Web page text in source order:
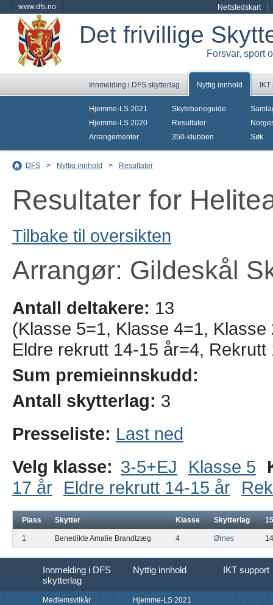
www.dfs.no Nettstedskart
Det frivillige
Forsvar, sport
Innmelding i DFS skytterlag Nyttig innhold
Hjemme-LS 2021
Hjemme-LS 2020
Arrangementer
Skytebaneguide
Resultater
350-klubben
Søk
DFS > Nyttig innhold > Resultater
Resultater for
Tilbake til oversikten
Arrangør: Gildeskål
Antall deltakere: 13
(Klasse 5=1, Klasse 4=1,
Eldre rekrutt 14-15 år=4,
Sum premieinnskudd:
Antall skytterlag: 3
Presseliste: Last ned
Velg klasse: 3-5+EJ Klasse 5
17 år
Eldre rekrutt 14-15 år
Plass Skytter Klasse Skytterlag 15
1 Benedikte Amalie Brandtzæg 4 Ørnes
Innmelding i DFS
skytterlag
Nyttig innhold IKT support
Medlemsvilkår
Hjemme-LS 2021